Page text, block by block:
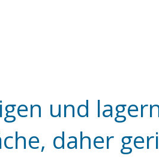
und
daher